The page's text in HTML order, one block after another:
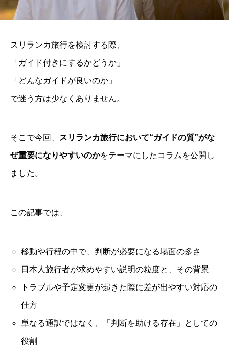
スリランカ旅行を検討する際、
「ガイド付きにするかどうか」
「どんなガイドが良いのか」
で迷う方は少なくありません。
そこで今回、 スリランカ旅行において“ガイドの質”がな
ぜ重要になりやすいのかをテーマにしたコラムを公開し
ました。
この記事では、
移動や行程の中で、判断が必要になる場面の多さ
日本人旅行者が求めやすい説明の粒度と、その背景
トラブルや予定変更が起きた際に差が出やすい対応の
仕方
単なる通訳ではなく、「判断を助ける存在」としての
役割